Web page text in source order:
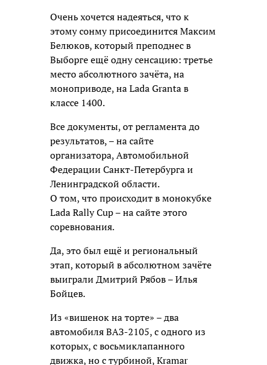
Очень хочется надеяться, что к
этому сонму присоединится Максим
Белюков, который преподнес в
Выборге ещё одну сенсацию: третье
место абсолютного зачёта, на
моноприводе, на Lada Granta в
классе 1400.
Все документы, от регламента до
результатов, – на сайте
организатора, Автомобильной
Федерации Санкт-Петербурга и
Ленинградской области.
О том, что происходит в монокубке
Lada Rally Cup – на сайте этого
соревнования.
Да, это был ещё и региональный
этап, который в абсолютном зачёте
выиграли Дмитрий Рябов – Илья
Бойцев.
Из «вишенок на торте» – два
автомобиля ВАЗ-2105, с одного из
которых, с восьмиклапанного
движка, но с турбиной, Kramar